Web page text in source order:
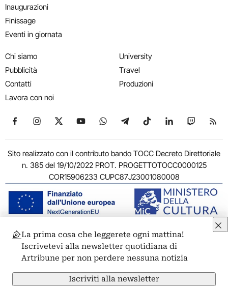
Inaugurazioni
Finissage
Eventi in giornata
Chi siamo
Pubblicità
Contatti
Lavora con noi
University
Travel
Produzioni
Seguici su Facebook
Seguici su Instagram
Seguici su X
Seguici su YouTube
Seguici su WhatsApp
Seguici su Telegram
Seguici su TikTok
Seguici su
Seguici
Sito realizzato con il contributo bando TOCC Decreto Direttoriale
n. 385 del 19/10/2022 PROT. PROGETTOTOCC0000125
COR15906233 CUPC87J23001080008
© 2011-2026 ARTRIBUNE srl – Corso Vittorio Emanuele II, 287 –
00186 Roma - P.I. 11381581005
Privacy: Responsabile della protezione dei dati personali
ARTRIBUNE srl – Corso Vittorio Emanuele II, 287 – 00186 Roma
La prima cosa che leggerete ogni mattina!
Iscrivetevi alla newsletter quotidiana di
Artribune per non perdere nessuna notizia
Iscriviti alla newsletter